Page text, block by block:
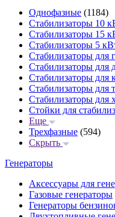
Однофазные (1184)
Стабилизаторы 10
Стабилизаторы 15
Стабилизаторы 5
Стабилизаторы для
Стабилизаторы для
Стабилизаторы для
Стабилизаторы для
Стабилизаторы для
Стойки для
Еще
Трехфазные (594)
Скрыть
Генераторы
Аксессуары для
Газовые генераторы
Генераторы